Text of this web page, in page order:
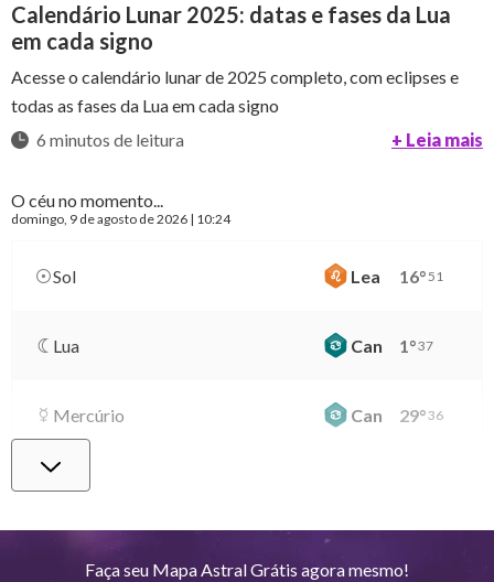
Calendário Lunar 2025: datas e fases da Lua
em cada signo
Acesse o calendário lunar de 2025 completo, com eclipses e
todas as fases da Lua em cada signo
6 minutos de leitura
+ Leia mais
O céu no momento...
domingo, 9 de agosto de 2026 | 10:24
Sol Lea 16°51
Lua Can 1°37
Mercúrio Can 29°36
Vênus
Faça seu Mapa Astral Grátis agora mesmo!